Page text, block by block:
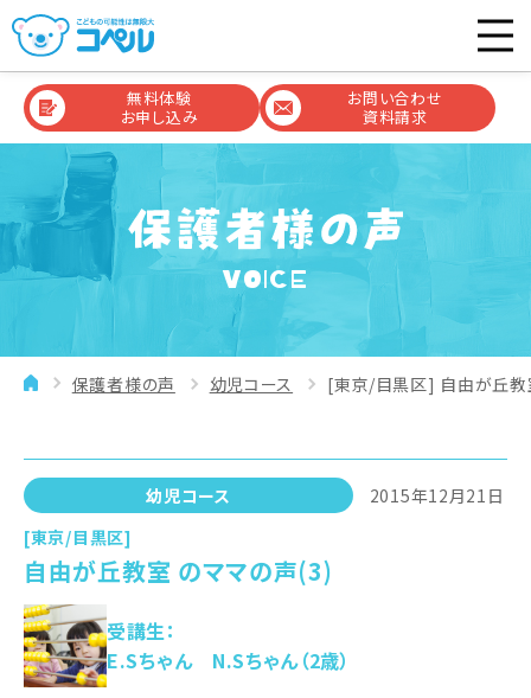
無料体験
お申し込み
お問い合わせ
資料請求
VOICE
保護者様の声 幼児コース [東京/目黒区] 自由が丘教
幼児コース
2015年12月21日
[東京/目黒区]
自由が丘教室 のママの声(3)
受講生：
E.Sちゃん N.Sちゃん（2歳）